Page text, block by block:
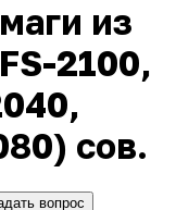
из
2100,
сов.
вопрос